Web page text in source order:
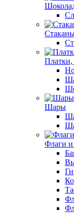
Платки,
Шары
Флаги